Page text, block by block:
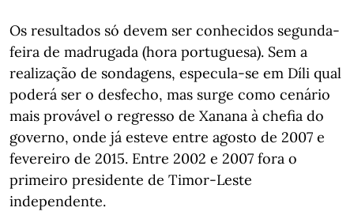
Os resultados só devem ser conhecidos segunda-
feira de madrugada (hora portuguesa). Sem a
realização de sondagens, especula-se em Díli qual
poderá ser o desfecho, mas surge como cenário
mais provável o regresso de Xanana à chefia do
governo, onde já esteve entre agosto de 2007 e
fevereiro de 2015. Entre 2002 e 2007 fora o
primeiro presidente de Timor-Leste
independente.